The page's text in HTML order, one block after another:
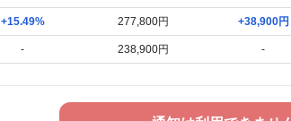
+15.49% 277,800円 +38,900円
- 238,900円 -